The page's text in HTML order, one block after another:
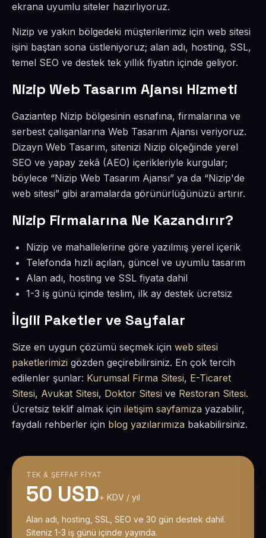
ekrana uyumlu siteler hazırlıyoruz.
Nizip ve yakın bölgedeki müşterilerimiz için web sitesi
işini baştan sona üstleniyoruz; alan adı, hosting, SSL,
temel SEO ve destek tek yıllık fiyatın içinde geliyor.
Nizip Web Tasarım Ajansı Hizmeti
Gaziantep Nizip bölgesinin esnafına, firmalarına ve
serbest çalışanlarına Web Tasarım Ajansı veriyoruz.
Dizayn Web Tasarım, sitenizi Nizip ölçeğinde yerel
SEO ve yapay zekâ (AEO) içerikleriyle kurgular;
böylece “Nizip Web Tasarım Ajansı” ya da “Nizip'de
web sitesi” gibi aramalarda görünürlüğünüzü artırır.
Nizip Firmalarına Ne Kazandırır?
Nizip ve mahallelerine göre yazılmış yerel içerik
Telefonda hızlı açılan, güncel ve uyumlu tasarım
Alan adı, hosting ve SSL fiyata dahil
1-3 iş günü içinde teslim, ilk ay destek ücretsiz
İlgili Paketler ve Sayfalar
Size en uygun çözümü seçmek için web sitesi
paketlerimizi gözden geçirebilirsiniz. En çok tercih
edilenler şunlar: Kurumsal Firma Sitesi, E-Ticaret
Sitesi, Avukat Sitesi, Doktor Sitesi ve Restoran Sitesi.
Ücretsiz teklif almak için iletişim sayfamıza yazabilir,
faydalı rehberler için blog yazılarımıza bakabilirsiniz.
TEK & ŞEFFAF FIYAT
50 USD+ KDV / yıl
Alan adı, hosting, SSL, SEO ve 30 gün destek dahil.
Siteniz 1-3 iş günü içinde yayında.